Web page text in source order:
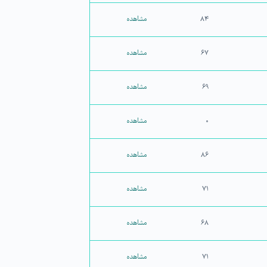
۸۴ مشاهده
۶۷ مشاهده
۶۹ مشاهده
۰ مشاهده
۸۶ مشاهده
۷۱ مشاهده
۶۸ مشاهده
۷۱ مشاهده